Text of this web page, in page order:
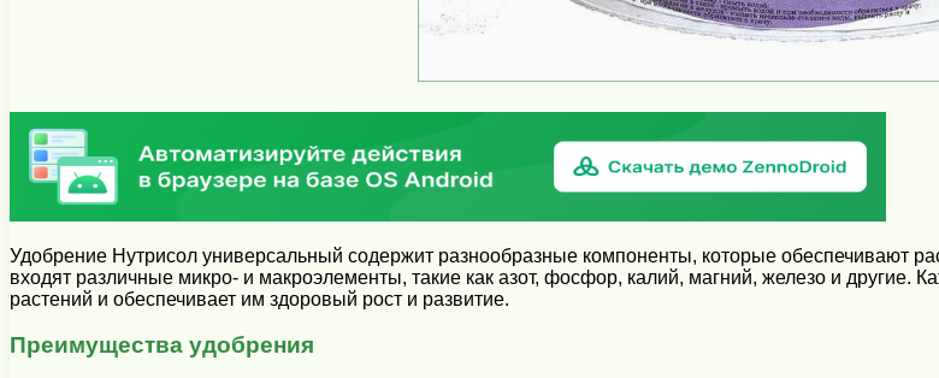
Удобрение Нутрисол универсальный содержит разнообразные компоненты, которые обеспечивают
входят различные микро- и макроэлементы, такие как азот, фосфор, калий, магний, железо и другие.
растений и обеспечивает им здоровый рост и развитие.
Преимущества удобрения